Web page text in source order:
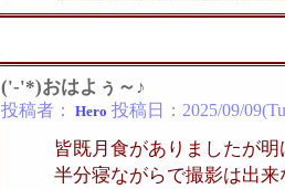
('-'*)おはよぅ～♪
投稿者： Hero 投稿日： 2025/09/
皆既月食がありましたが明
半分寝ながらで撮影は出